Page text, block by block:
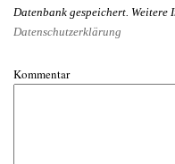
Datenbank gespeichert.
Datenschutzerklärung
Kommentar